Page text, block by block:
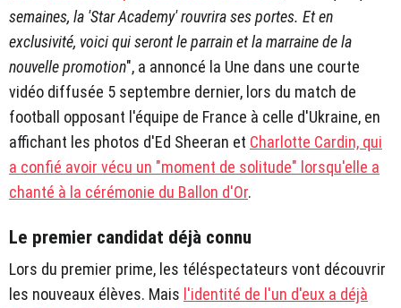
semaines, la 'Star Academy' rouvrira ses portes. Et en
exclusivité, voici qui seront le parrain et la marraine de la
nouvelle promotion", a annoncé la Une dans une courte
vidéo diffusée 5 septembre dernier, lors du match de
football opposant l'équipe de France à celle d'Ukraine, en
affichant les photos d'Ed Sheeran et Charlotte Cardin, qui
a confié avoir vécu un "moment de solitude" lorsqu'elle a
chanté à la cérémonie du Ballon d'Or.
Le premier candidat déjà connu
Lors du premier prime, les téléspectateurs vont découvrir
les nouveaux élèves. Mais l'identité de l'un d'eux a déjà